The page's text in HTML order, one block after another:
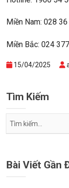
Miền Nam: 028
Miền Bắc: 024
15/04/2025
Tìm Kiếm
Bài Viết Gần